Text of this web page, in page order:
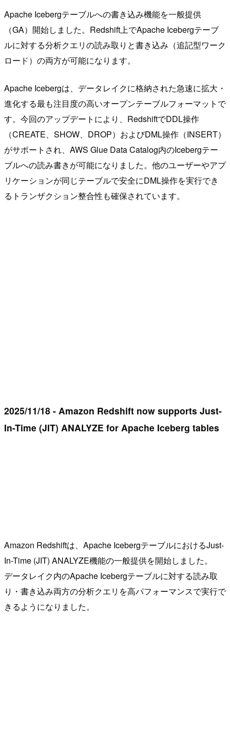
Apache Icebergテーブルへの書き込み機能を一般提供
（GA）開始しました。Redshift上でApache Icebergテーブ
ルに対する分析クエリの読み取りと書き込み（追記型ワーク
ロード）の両方が可能になります。
Apache Icebergは、データレイクに格納された急速に拡大・
進化する最も注目度の高いオープンテーブルフォーマットで
す。今回のアップデートにより、RedshiftでDDL操作
（CREATE、SHOW、DROP）およびDML操作（INSERT）
がサポートされ、AWS Glue Data Catalog内のIcebergテー
ブルへの読み書きが可能になりました。他のユーザーやアプ
リケーションが同じテーブルで安全にDML操作を実行でき
るトランザクション整合性も確保されています。
2025/11/18 - Amazon Redshift now supports Just-
In-Time (JIT) ANALYZE for Apache Iceberg tables
Amazon Redshiftは、Apache IcebergテーブルにおけるJust-
In-Time (JIT) ANALYZE機能の一般提供を開始しました。
データレイク内のApache Icebergテーブルに対する読み取
り・書き込み両方の分析クエリを高パフォーマンスで実行で
きるようになりました。